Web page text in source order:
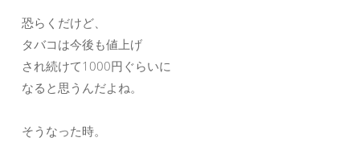
恐らくだけど、
タバコは今後も値上げ
され続けて1000円ぐらいに
なると思うんだよね。
そうなった時。